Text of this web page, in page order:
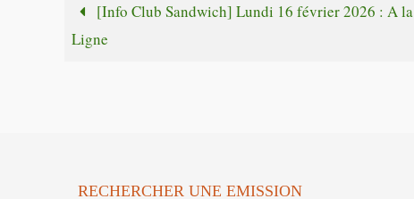
[Info Club Sandwich] Lundi 16 février 2026 : A la
Ligne
RECHERCHER UNE EMISSION